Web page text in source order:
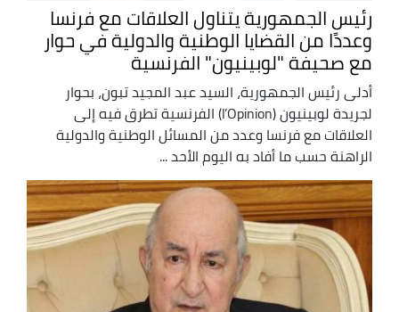
رئيس الجمهورية يتناول العلاقات مع فرنسا
وعددًا من القضايا الوطنية والدولية في حوار
مع صحيفة "لوبينيون" الفرنسية
أدلى رئيس الجمهورية، السيد عبد المجيد تبون، بحوار
لجريدة لوبينيون (l’Opinion) الفرنسية تطرق فيه إلى
العلاقات مع فرنسا وعدد من المسائل الوطنية والدولية
الراهنة حسب ما أفاد به اليوم الأحد ...